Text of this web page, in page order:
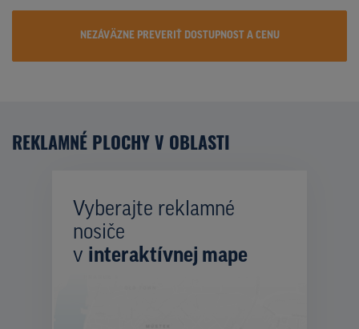
NEZÁVÄZNE PREVERIŤ DOSTUPNOST A CENU
REKLAMNÉ PLOCHY V OBLASTI
Vyberajte reklamné
nosiče
v interaktívnej mape